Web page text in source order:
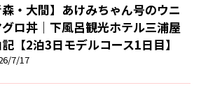
森・大間】あけみちゃん号のウニ
グロ丼｜下風呂観光ホテル三浦屋
【2泊3日モデルコース1日目】
7/17